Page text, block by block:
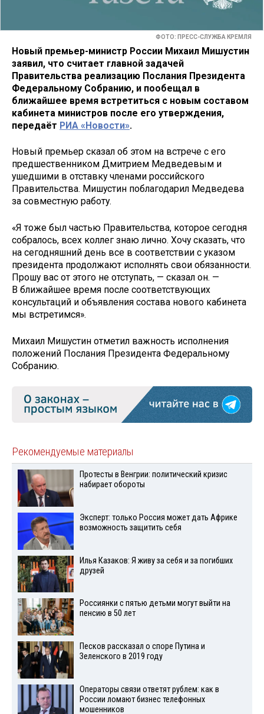
ФОТО: ПРЕСС-СЛУЖБА КРЕМЛЯ
Новый премьер-министр России Михаил Мишустин
заявил, что считает главной задачей
Правительства реализацию Послания Президента
Федеральному Собранию, и пообещал в
ближайшее время встретиться с новым составом
кабинета министров после его утверждения,
передаёт РИА «Новости».
Новый премьер сказал об этом на встрече с его
предшественником Дмитрием Медведевым и
ушедшими в отставку членами российского
Правительства. Мишустин поблагодарил Медведева
за совместную работу.
«Я тоже был частью Правительства, которое сегодня
собралось, всех коллег знаю лично. Хочу сказать, что
на сегодняшний день все в соответствии с указом
президента продолжают исполнять свои обязанности.
Прошу вас от этого не отступать, — сказал он. —
В ближайшее время после соответствующих
консультаций и объявления состава нового кабинета
мы встретимся».
Михаил Мишустин отметил важность исполнения
положений Послания Президента Федеральному
Собранию.
Рекомендуемые материалы
Протесты в Венгрии: политический кризис
набирает обороты
Эксперт: только Россия может дать Африке
возможность защитить себя
Илья Казаков: Я живу за себя и за погибших
друзей
Россиянки с пятью детьми могут выйти на
пенсию в 50 лет
Песков рассказал о споре Путина и
Зеленского в 2019 году
Операторы связи ответят рублем: как в
России ломают бизнес телефонных
мошенников